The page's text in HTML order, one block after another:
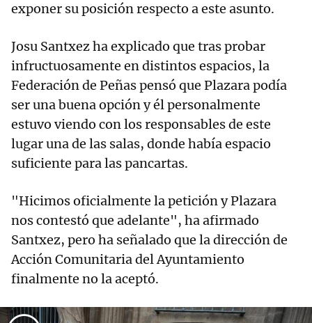
exponer su posición respecto a este asunto.
Josu Santxez ha explicado que tras probar
infructuosamente en distintos espacios, la
Federación de Peñas pensó que Plazara podía
ser una buena opción y él personalmente
estuvo viendo con los responsables de este
lugar una de las salas, donde había espacio
suficiente para las pancartas.
"Hicimos oficialmente la petición y Plazara
nos contestó que adelante", ha afirmado
Santxez, pero ha señalado que la dirección de
Acción Comunitaria del Ayuntamiento
finalmente no la aceptó.